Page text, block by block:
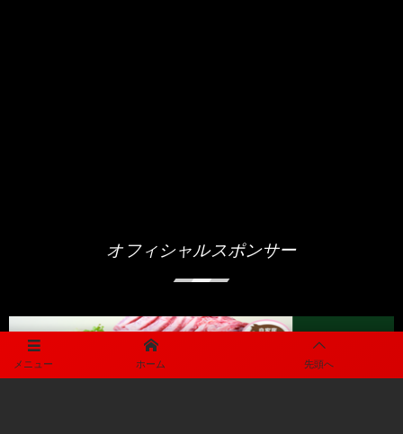
メニュー ホーム 先頭へ
オフィシャルスポンサー